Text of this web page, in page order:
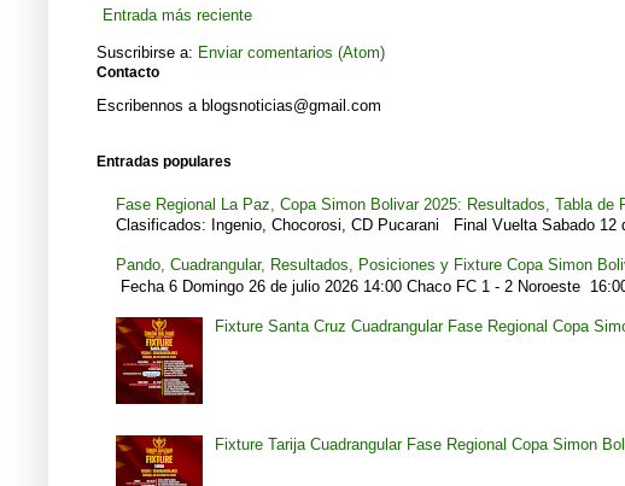
Entrada más reciente
Suscribirse a: Enviar comentarios (Atom)
Contacto
Escribennos a blogsnoticias@gmail.com
Entradas populares
Fase Regional La Paz, Copa Simon Bolivar 2025: Resultados, Tabla de
Clasificados: Ingenio, Chocorosi, CD Pucarani Final Vuelta Sabado
Pando, Cuadrangular, Resultados, Posiciones y Fixture Copa Simon
Fecha 6 Domingo 26 de julio 2026 14:00 Chaco FC 1 - 2 Noroeste
Fixture Santa Cruz Cuadrangular Fase Regional Copa
Fixture Tarija Cuadrangular Fase Regional Copa Simon